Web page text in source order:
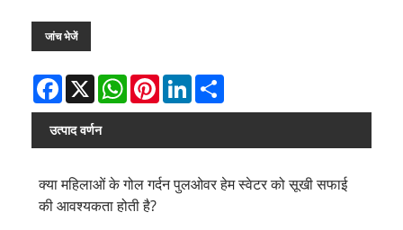
जांच भेजें
Facebook
X WhatsAppPinterestLinkedIn
उत्पाद वर्णन
क्या महिलाओं के गोल गर्दन पुलओवर हेम स्वेटर को सूखी सफाई
की आवश्यकता होती है?